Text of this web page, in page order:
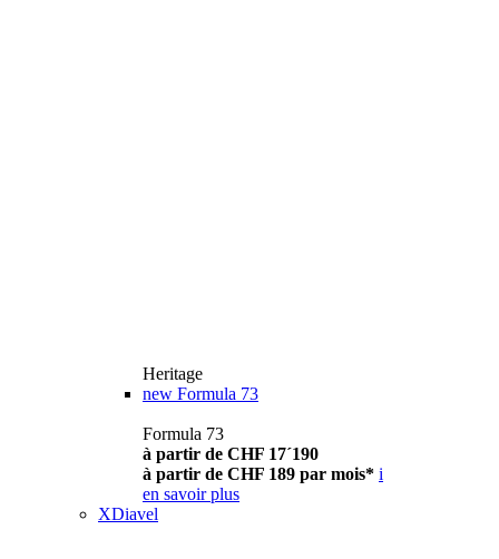
Heritage
new Formula 73
Formula 73
à partir de CHF 17´190
à partir de CHF 189 par mois* i
en savoir plus
XDiavel